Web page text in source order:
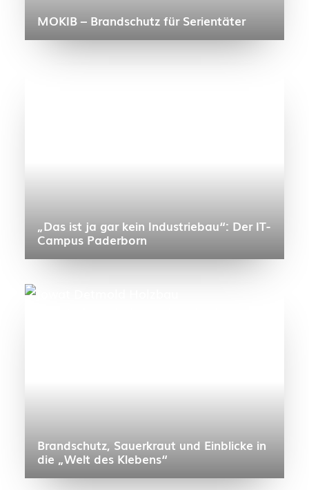
MOKIB – Brandschutz für Serientäter
„Das ist ja gar kein Industriebau“: Der IT-
Campus Paderborn
Brandschutz, Sauerkraut und Einblicke in
die „Welt des Klebens“